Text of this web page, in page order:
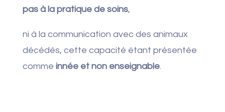
pas à la pratique de soins,
ni à la communication avec des animaux
décédés, cette capacité étant présentée
comme innée et non enseignable.